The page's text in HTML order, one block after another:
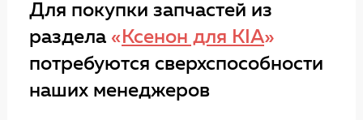
Для покупки запчастей из
раздела « Ксенон для KIA»
потребуются сверхспособности
наших менеджеров